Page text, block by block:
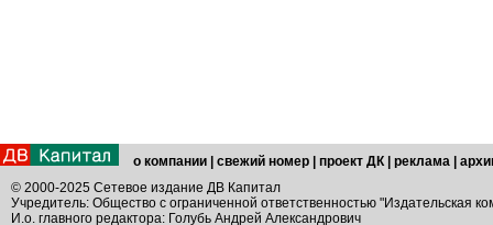
о компании свежий номер проект ДК реклама
© 2000-2025 Сетевое издание ДВ Капитал
Учредитель: Общество с ограниченной ответственностью "Издательская
И.о. главного редактора: Голубь Андрей Александрович